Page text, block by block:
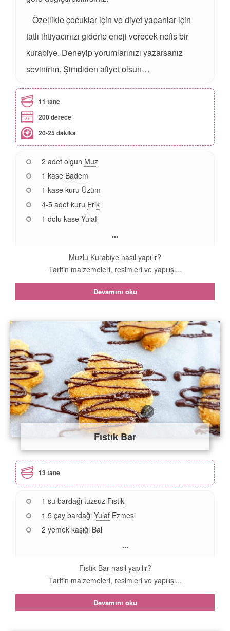
Özellikle çocuklar için ve diyet yapanlar için
tatlı ihtiyacınızı giderip eneji verecek nefis bir
kurabiye. Deneyip yorumlarınızı yazarsanız
sevinirim. Şimdiden afiyet olsun…
11 tane
200 derece
20-25 dakika
2 adet olgun Muz
1 kase Badem
1 kase kuru Üzüm
4-5 adet kuru Erik
1 dolu kase Yulaf
...
Muzlu Kurabiye nasıl yapılır?
Tarifin malzemeleri, resimleri ve yapılışı...
Devamını oku
Fıstık Bar
13 tane
1 su bardağı tuzsuz Fıstık
1.5 çay bardağı Yulaf Ezmesi
2 yemek kaşığı Bal
...
Fıstık Bar nasıl yapılır?
Tarifin malzemeleri, resimleri ve yapılışı...
Devamını oku